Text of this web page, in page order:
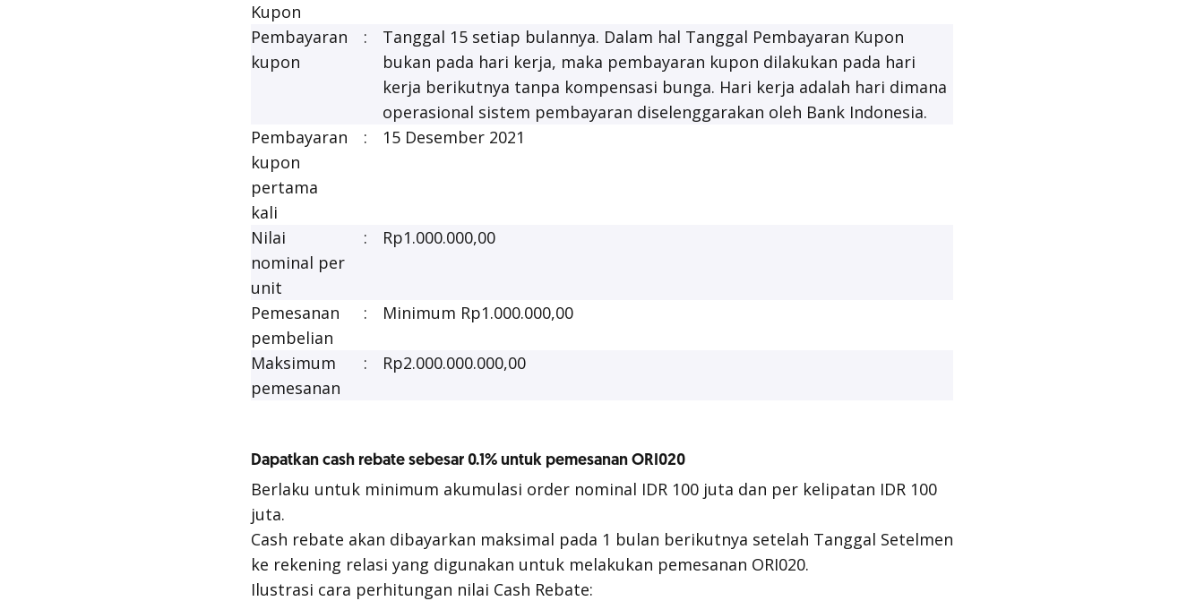
Kupon
Pembayaran
kupon
:
Tanggal 15 setiap bulannya. Dalam hal Tanggal Pembayaran Kupon
bukan pada hari kerja, maka pembayaran kupon dilakukan pada hari
kerja berikutnya tanpa kompensasi bunga. Hari kerja adalah hari dimana
operasional sistem pembayaran diselenggarakan oleh Bank Indonesia.
Pembayaran
kupon
pertama
kali
: 15 Desember 2021
Nilai
nominal per
unit
: Rp1.000.000,00
Pemesanan
pembelian
: Minimum Rp1.000.000,00
Maksimum
pemesanan
: Rp2.000.000.000,00
Dapatkan cash rebate sebesar 0.1% untuk pemesanan ORI020
Berlaku untuk minimum akumulasi order nominal IDR 100 juta dan per kelipatan IDR 100
juta.
Cash rebate akan dibayarkan maksimal pada 1 bulan berikutnya setelah Tanggal Setelmen
ke rekening relasi yang digunakan untuk melakukan pemesanan ORI020.
Ilustrasi cara perhitungan nilai Cash Rebate: